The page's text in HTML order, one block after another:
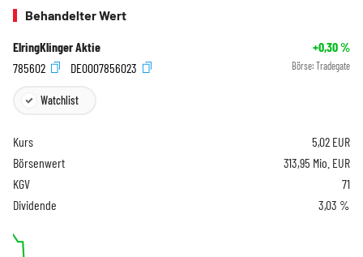
Behandelter Wert
ElringKlinger Aktie +0,30%
785602
DE0007856023 Börse: Tradegate
Watchlist
Kurs 5,02 EUR
Börsenwert
313,95 Mio. EUR
KGV
71
Dividende
3,03 %